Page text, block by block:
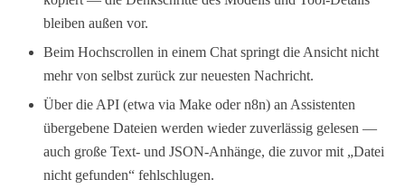
bleiben außen vor.
Beim Hochscrollen in einem Chat springt die Ansicht nicht
mehr von selbst zurück zur neuesten Nachricht.
Über die API (etwa via Make oder n8n) an Assistenten
übergebene Dateien werden wieder zuverlässig gelesen —
auch große Text- und JSON-Anhänge, die zuvor mit „Datei
nicht gefunden“ fehlschlugen.